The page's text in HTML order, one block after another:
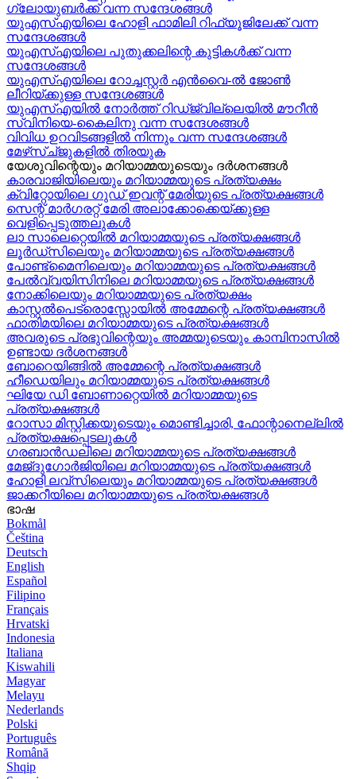
ഗ്ലോയുബർക്ക് വന്ന സന്ദേശങ്ങൾ
യുഎസ്എയിലെ ഹോളി ഫാമിലി റിഫ്യൂജിലേക്ക് വന്ന
സന്ദേശങ്ങൾ
യുഎസ്എയിലെ പുതുക്കലിന്റെ കുട്ടികള്‍ക്ക് വന്ന
സന്ദേശങ്ങള്‍
യുഎസ്എയിലെ റോച്ചസ്റ്റർ എൻവൈ-ൽ ജോൺ
ലീറിയ്ക്കുള്ള സന്ദേശങ്ങൾ
യുഎസ്എയിൽ നോർത്ത് റിഡ്ജ്വില്ലെയിൽ മൗറീൻ
സ്വിനിയെ-കൈലിനു വന്ന സന്ദേശങ്ങള്‍
വിവിധ ഉറവിടങ്ങളിൽ നിന്നും വന്ന സന്ദേശങ്ങൾ
മേഴ്‍സ്ച്ജുകളിൽ തിരയുക
യേശുവിന്റെയും മറിയാമ്മയുടെയും ദർശനങ്ങൾ
കാരവാജിയിലെയും മറിയാമ്മയുടെ പ്രത്യക്ഷം
ക്വിറ്റോയിലെ ഗുഡ് ഇവന്റ് മേരിയുടെ പ്രത്യക്ഷങ്ങൾ
സെന്റ് മാർഗരറ്റ് മേരി അലാക്കോക്കെയ്ക്കുള്ള
വെളിപ്പെടുത്തലുകൾ
ലാ സാലെറ്റെയിൽ മറിയാമ്മയുടെ പ്രത്യക്ഷങ്ങൾ
ലൂർഡ്സിലെയും മറിയാമ്മയുടെ പ്രത്യക്ഷങ്ങൾ
പോണ്ട്മൈനിലെയും മറിയാമ്മയുടെ പ്രത്യക്ഷങ്ങൾ
പേൽവ്വയിസിനിലെ മറിയാമ്മയുടെ പ്രത്യക്ഷങ്ങൾ
നോക്കിലെയും മറിയാമ്മയുടെ പ്രത്യക്ഷം
കാസ്റ്റൽപെട്രൊസ്സോയിൽ അമ്മേന്റെ പ്രത്യക്ഷങ്ങൾ
ഫാതിമയിലെ മറിയാമ്മയുടെ പ്രത്യക്ഷങ്ങൾ
അവരുടെ പ്രഭുവിന്റെയും അമ്മയുടെയും കാമ്പിനാസിൽ
ഉണ്ടായ ദർശനങ്ങൾ
ബോറെയിങ്ങിൽ അമ്മേന്റെ പ്രത്യക്ഷങ്ങൾ
ഹീഡെയിലും മറിയാമ്മയുടെ പ്രത്യക്ഷങ്ങൾ
ഘിയേ ഡി ബോണാറ്റെയിൽ മറിയാമ്മയുടെ
പ്രത്യക്ഷങ്ങൾ
റോസാ മിസ്റ്റിക്കയുടെയും മൊണ്ടിച്ചാരി, ഫോന്റാനെല്ലിൽ
പ്രത്യക്ഷപ്പെടലുകൾ
ഗരബാൻഡലിലെ മറിയാമ്മയുടെ പ്രത്യക്ഷങ്ങൾ
മേജ്ദുഗോർജിയിലെ മറിയാമ്മയുടെ പ്രത്യക്ഷങ്ങൾ
ഹോളി ലവ്‌സിലെയും മറിയാമ്മയുടെ പ്രത്യക്ഷങ്ങൾ
ജാക്കറീയിലെ മറിയാമ്മയുടെ പ്രത്യക്ഷങ്ങൾ
ഭാഷ
Bokmål
Čeština
Deutsch
English
Español
Filipino
Français
Hrvatski
Indonesia
Italiana
Kiswahili
Magyar
Melayu
Nederlands
Polski
Português
Română
Shqip